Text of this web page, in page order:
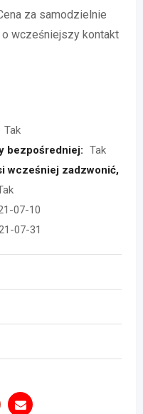
za samodzielnie
wcześniejszy kontakt
Tak
bezpośredniej: Tak
wcześniej zadzwonić,
07-10
07-31